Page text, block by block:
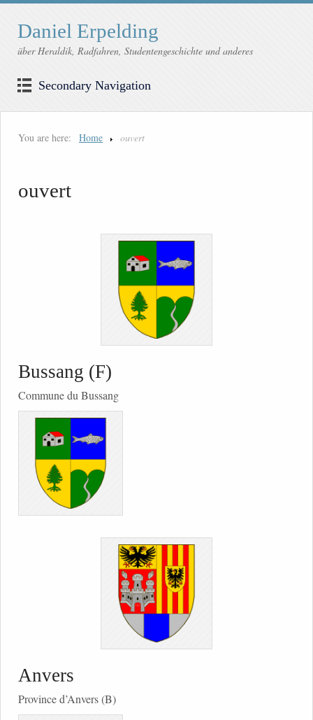
Daniel Erpelding
über Heraldik, Radfahren, Studentengeschichte und anderes
Secondary Navigation
You are here: Home ouvert
ouvert
Bussang (F)
Commune du Bussang
Anvers
Province d’Anvers (B)